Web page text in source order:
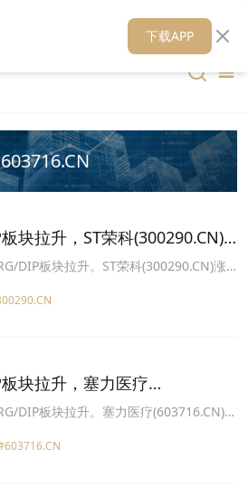
财华媒体矩阵 财华智库
603716.CN
块拉升，ST荣科(300290.CN)
DIP板块拉升。ST荣科(300290.CN)涨
元，数字认证(300579.CN)涨4.33%
涨2.92%报13.76元，久远银海
块拉升，塞力医疗
DIP板块拉升。塞力医疗(603716.CN)涨
元，太极股份(002368.CN)涨3.14%报
涨2.72%报3.4元，久远银海
下载APP